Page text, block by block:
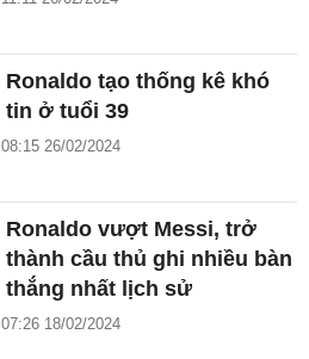
Ronaldo tạo thống kê khó
tin ở tuổi 39
08:15 26/02/2024
Ronaldo vượt Messi, trở
thành cầu thủ ghi nhiều bàn
thắng nhất lịch sử
07:26 18/02/2024